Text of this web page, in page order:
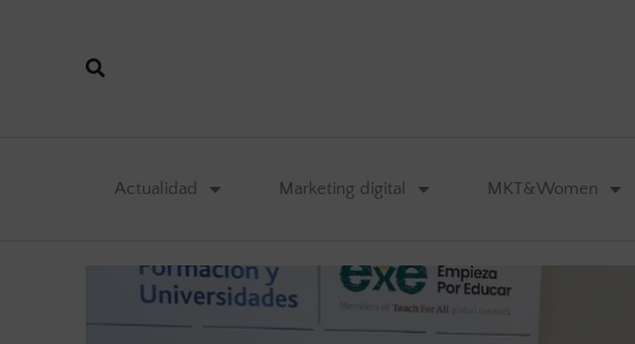
Actualidad Marketing digital MKT&Women